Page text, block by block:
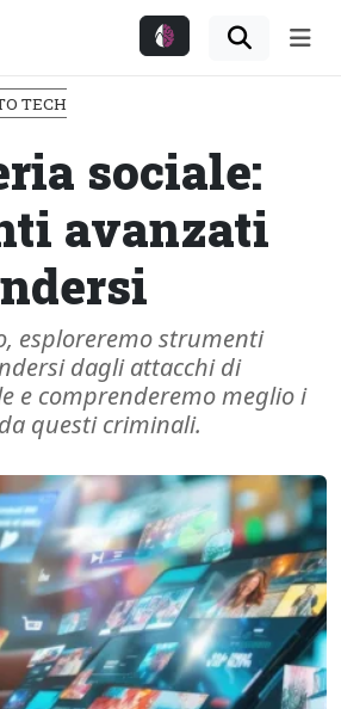
TECH
sociale:
avanzati
esploreremo strumenti
dagli attacchi di
e comprenderemo meglio i
questi criminali.